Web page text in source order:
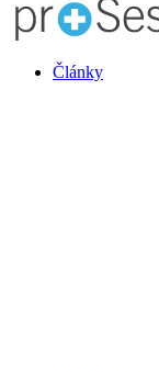
Články